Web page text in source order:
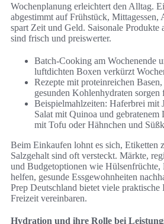
Wochenplanung erleichtert den Alltag.
abgestimmt auf Frühstück, Mittagessen,
spart Zeit und Geld. Saisonale Produkte
sind frisch und preiswerter.
Batch-Cooking am Wochenende
luftdichten Boxen verkürzt
Rezepte mit proteinreichen
gesunden Kohlenhydraten sorgen
Beispielmahlzeiten: Haferbrei mit
Salat mit Quinoa und gebratenem
mit Tofu oder Hähnchen und
Beim Einkaufen lohnt es sich, Etiketten
Salzgehalt sind oft versteckt. Märkte,
und Budgetoptionen wie Hülsenfrüchte,
helfen, gesunde Essgewohnheiten
Prep Deutschland bietet viele
Freizeit vereinbaren.
Hydration und ihre Rolle bei